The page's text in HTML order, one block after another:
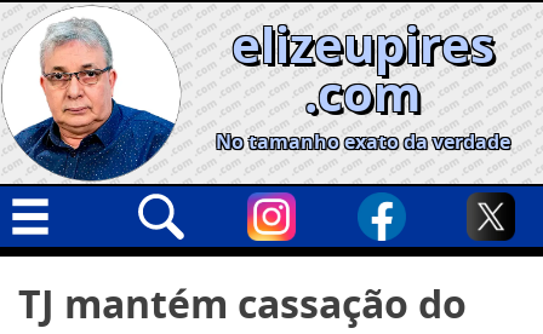
Skip
to
content
elizeupires
.com
No tamanho exato da verdade
Geral
TJ mantém cassação do